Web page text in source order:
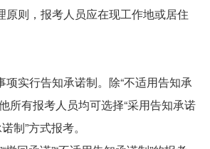
原则，报考人员应在现工作地或居住
项实行告知承诺制。除“不适用告知承
所有报考人员均可选择“采用告知承诺
制”方式报考。